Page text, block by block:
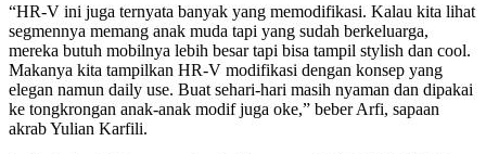
“HR-V ini juga ternyata banyak yang memodifikasi. Kalau kita lihat
segmennya memang anak muda tapi yang sudah berkeluarga,
mereka butuh mobilnya lebih besar tapi bisa tampil stylish dan cool.
Makanya kita tampilkan HR-V modifikasi dengan konsep yang
elegan namun daily use. Buat sehari-hari masih nyaman dan dipakai
ke tongkrongan anak-anak modif juga oke,” beber Arfi, sapaan
akrab Yulian Karfili.